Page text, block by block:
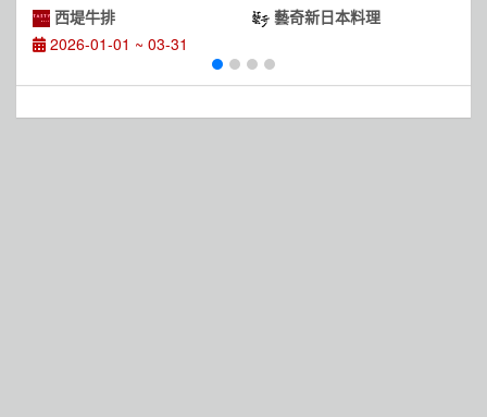
饋 西堤牛排
2026-01-01 ~ 03-31
火焰和牛牛排」
藝奇新日本料理